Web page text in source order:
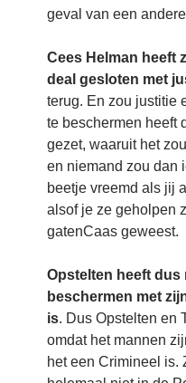
geval van een
Cees Helman heeft
deal gesloten met
terug. En zou justitie
te beschermen heeft
gezet, waaruit het
en niemand zou dan
beetje vreemd als jij
alsof je ze geholpen
gatenCaas geweest.
Opstelten heeft dus
beschermen met
is. Dus Opstelten en
omdat het mannen
het een Crimineel is.